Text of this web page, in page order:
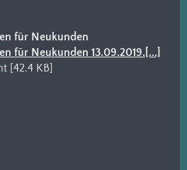
für Neukunden
für Neukunden 13.09.2019.[...]
[42.4 KB]